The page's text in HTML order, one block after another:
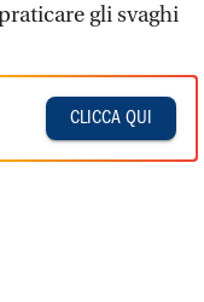
gli svaghi
CLICCA QUI